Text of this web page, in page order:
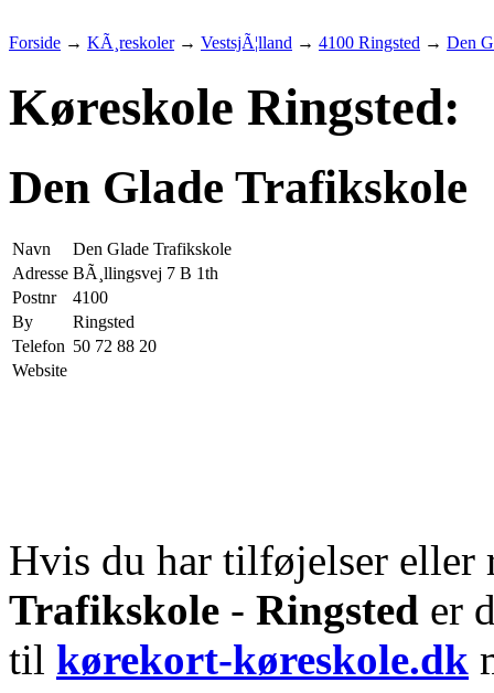
Forside → KÃ¸reskoler→ VestsjÃ¦lland → 4100 Ringsted → Den
Køreskole Ringsted:
Den Glade Trafikskole
Navn
Den Glade Trafikskole
Adresse BÃ¸llingsvej 7 B 1th
Postnr
4100
By
Ringsted
Telefon 50 72 88 20
Website
Hvis du har tilføjelser eller
Trafikskole - Ringsted er
til kørekort-køreskole.dk